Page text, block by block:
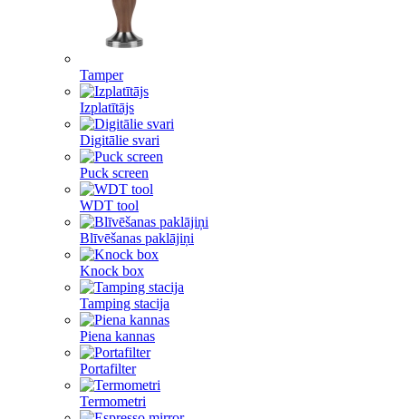
Tamper
Izplatītājs
Digitālie svari
Puck screen
WDT tool
Blīvēšanas paklājiņi
Knock box
Tamping stacija
Piena kannas
Portafilter
Termometri